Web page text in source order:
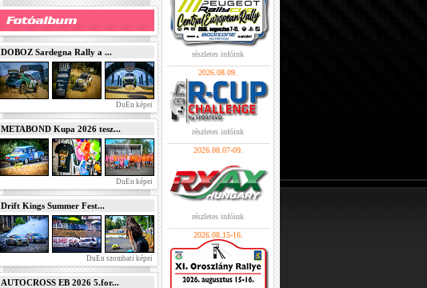
DOBOZ Sardegna Rally a ...
DuEn képei
METABOND Kupa 2026 tesz...
DuEn képei
Drift Kings Summer Fest...
DuEn szombati képei
AUTOCROSS EB 2026 5.for...
részletes infóink
2026.08.09.
részletes infóink
2026.08.07-09.
részletes infóink
2026.08.15-16.